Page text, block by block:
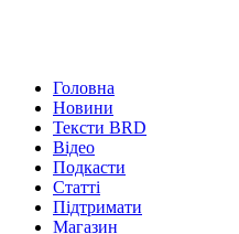
Головна
Новини
Тексти BRD
Відео
Подкасти
Статті
Підтримати
Магазин